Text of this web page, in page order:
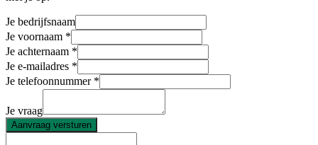
Je bedrijfsnaam
Je voornaam
Je achternaam
Je e-mailadres
Je telefoonnummer
Je vraag
Aanvraag versturen